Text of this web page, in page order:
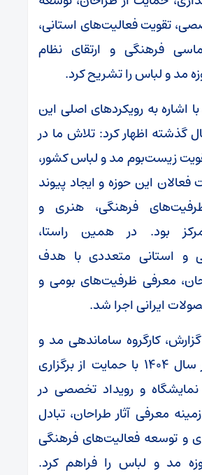
تقویت فعالیت‌های استانی،
فرهنگی و ارتقای نظام
مد و لباس را تشریح کرد.
اشاره به رویکردهای اصلی این
گذشته اظهار کرد: تلاش ما در
بر تقویت زیست‌بوم مد و لباس کشور،
این حوزه و ایجاد پیوند
فرهنگی، هنری و
بود. در همین راستا،
و استانی متعددی با هدف
معرفی ظرفیت‌های بومی و
ایرانی اجرا شد.
کارگروه ساماندهی مد و
لباس کشور در سال ۱۴۰۴ با حمایت از برگزاری
نمایشگاه و رویداد تخصصی در
معرفی آثار طراحان، تبادل
و توسعه فعالیت‌های فرهنگی
مد و لباس را فراهم کرد.